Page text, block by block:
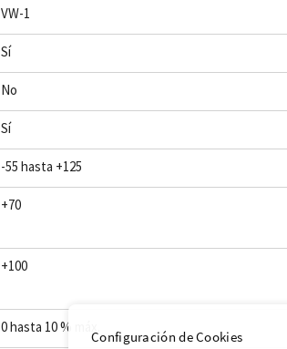
VW-1
Sí
No
Sí
-55 hasta +125
+70
+100
0 hasta 10 % máx.
Configuración de Cookies